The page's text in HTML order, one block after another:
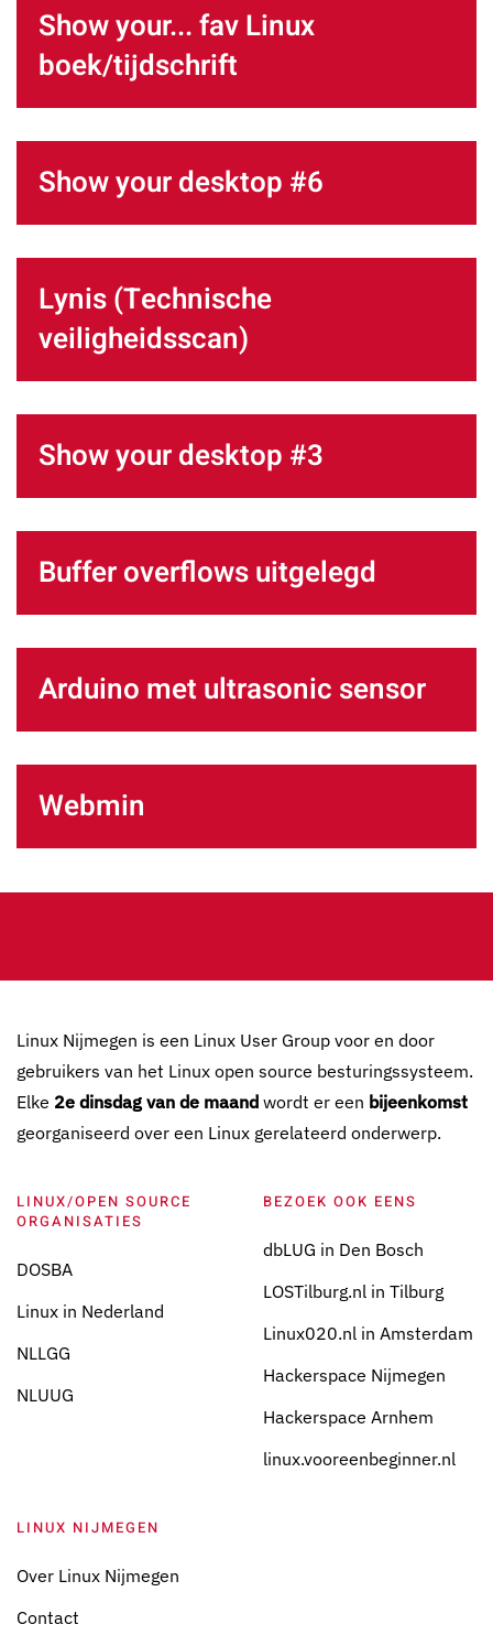
Show your... fav Linux
boek/tijdschrift
Show your desktop #6
Lynis (Technische
veiligheidsscan)
Show your desktop #3
Buffer overflows uitgelegd
Arduino met ultrasonic sensor
Webmin
Linux Nijmegen is een Linux User Group voor en door
gebruikers van het Linux open source besturingssysteem.
Elke 2e dinsdag van de maand wordt er een bijeenkomst
georganiseerd over een Linux gerelateerd onderwerp.
LINUX/OPEN SOURCE
ORGANISATIES
DOSBA
Linux in Nederland
NLLGG
NLUUG
BEZOEK OOK EENS
dbLUG in Den Bosch
LOSTilburg.nl in Tilburg
Linux020.nl in Amsterdam
Hackerspace Nijmegen
Hackerspace Arnhem
linux.vooreenbeginner.nl
LINUX NIJMEGEN
Over Linux Nijmegen
Contact